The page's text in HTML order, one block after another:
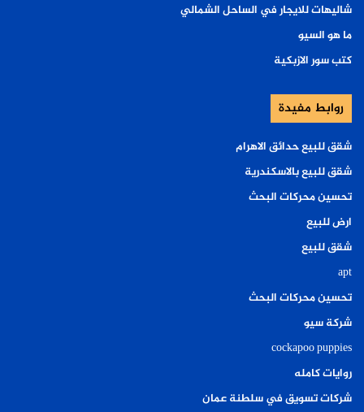
شاليهات للايجار في الساحل الشمالي
ما هو السيو
كتب سور الازبكية
روابط مفيدة
شقق للبيع حدائق الاهرام
شقق للبيع بالاسكندرية
تحسين محركات البحث
ارض للبيع
شقق للبيع
apt
تحسين محركات البحث
شركة سيو
cockapoo puppies
روايات كامله
شركات تسويق في سلطنة عمان